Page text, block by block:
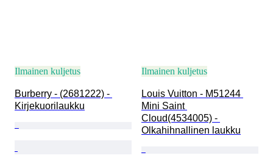
Ilmainen kuljetus
Burberry - (2681222) -
Kirjekuorilaukku
Ilmainen kuljetus
Louis Vuitton - M51244
Mini Saint
Cloud(4534005) -
Olkahihnallinen laukku